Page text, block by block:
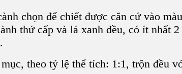
chọn để chiết được căn cứ vào
thứ cấp và lá xanh đều, có ít nhất
theo tỷ lệ thể tích: 1:1, trộn đều